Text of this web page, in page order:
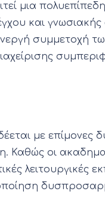
μια
και
συμμετοχή
με επίμονες
οι
λειτουργικές